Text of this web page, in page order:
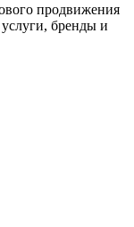
продвижения
бренды и